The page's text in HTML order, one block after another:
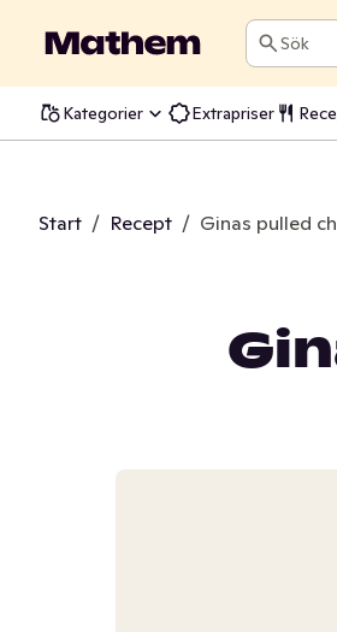
Sök
Kategorier Extrapriser
Start / Recept / Ginas pulled